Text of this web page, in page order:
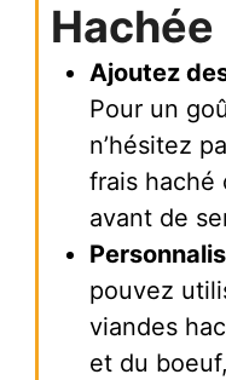
Hachée
Ajoutez
Pour un
n’hésitez
frais haché
avant de
pouvez
viandes
et du